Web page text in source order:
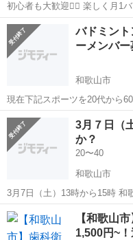
初心者も大歓迎🙋‍♀️ 楽しく月1バドミン
参加もすぐなじめる アットホ
す✨ 日にち、場所、時間は
和歌山 和歌山
バドミン
ーメンバー
和歌山市
現在下記スポーツを20代から
記スポーツをやってみたいと
つ全てでもオッケーです。 中
きるものもありますので...
和歌山 和歌山市 バドミ
3月７日（
か？
20〜40
和歌山市
3月7日（土）13時から15時 和
緒にしませんか？ いつも、ソ
にバドミントン企画を開催し
募集させていただきます。 ...
和歌山 和歌山市 バドミ
【和歌山
1,500円~